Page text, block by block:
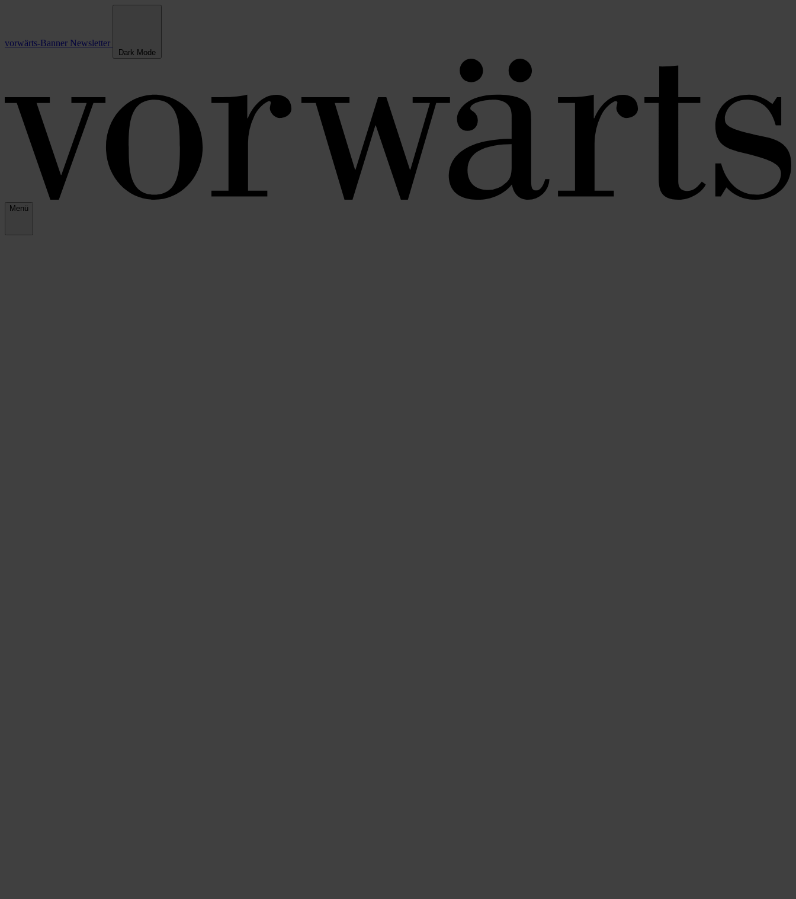
vorwärts-Banner Newsletter
Dark Mode
Menü